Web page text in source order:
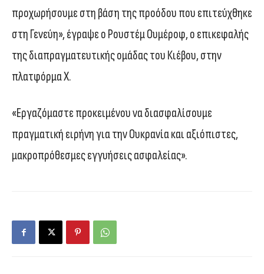
προχωρήσουμε στη βάση της προόδου που επιτεύχθηκε
στη Γενεύη», έγραψε ο Ρουστέμ Ουμέροφ, ο επικεφαλής
της διαπραγματευτικής ομάδας του Κιέβου, στην
πλατφόρμα X.
«Εργαζόμαστε προκειμένου να διασφαλίσουμε
πραγματική ειρήνη για την Ουκρανία και αξιόπιστες,
μακροπρόθεσμες εγγυήσεις ασφαλείας».